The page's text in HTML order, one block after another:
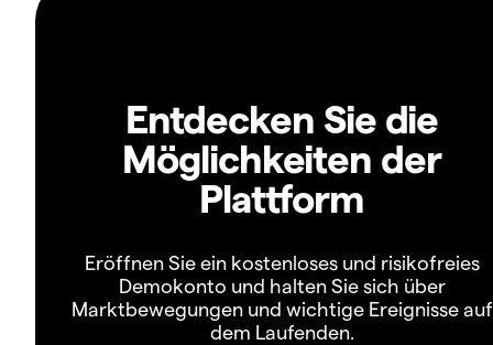
Entdecken Sie die
Möglichkeiten der
Plattform
Eröffnen Sie ein kostenloses und risikofreies
Demokonto und halten Sie sich über
Marktbewegungen und wichtige Ereignisse auf
dem Laufenden.